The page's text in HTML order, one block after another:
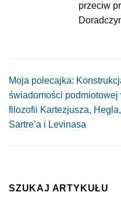
przeciw
Moja polecajka:
świadomości podmiotowej
filozofii Kartezjusza, Hegla,
Sartre’a i Levinasa
SZUKAJ ARTYKUŁU